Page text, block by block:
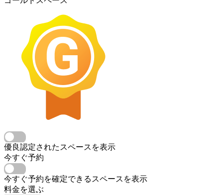
優良認定されたスペースを表示
今すぐ予約
今すぐ予約を確定できるスペースを表示
料金を選ぶ